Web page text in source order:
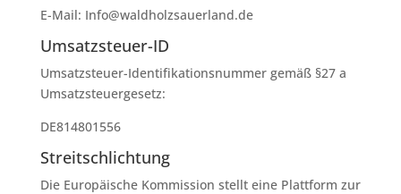
E-Mail: Info@waldholzsauerland.de
Umsatzsteuer-ID
Umsatzsteuer-Identifikationsnummer gemäß §27 a
Umsatzsteuergesetz:
DE814801556
Streitschlichtung
Die Europäische Kommission stellt eine Plattform zur